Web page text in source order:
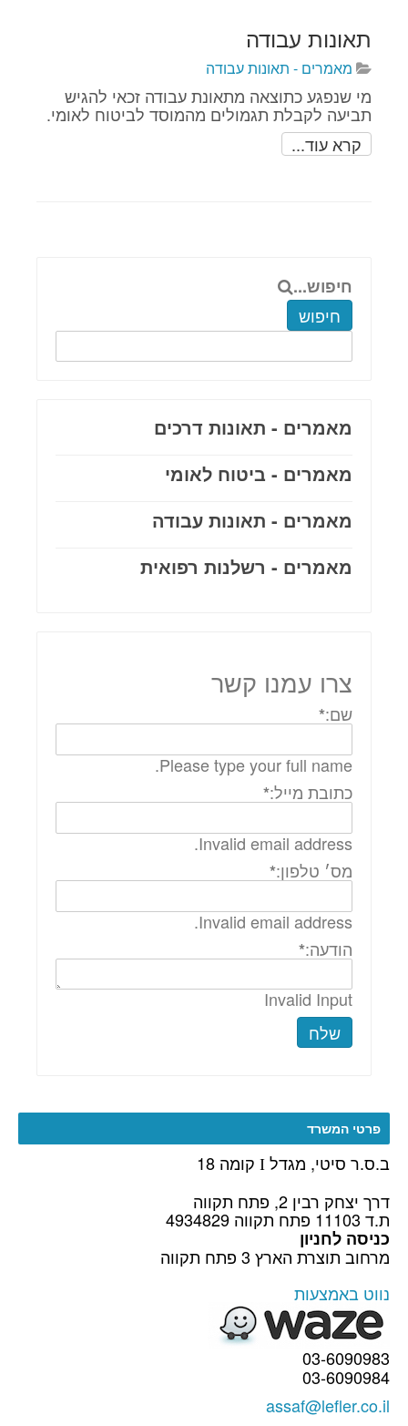
תאונות עבודה
מאמרים - תאונות עבודה
מי שנפגע כתוצאה מתאונת עבודה זכאי להגיש
תביעה לקבלת תגמולים מהמוסד לביטוח לאומי.
קרא עוד...
חיפוש...
חיפוש
מאמרים - תאונות דרכים
מאמרים - ביטוח לאומי
מאמרים - תאונות עבודה
מאמרים - רשלנות רפואית
צרו עמנו קשר
שם:*
Please type your full name.
כתובת מייל:*
Invalid email address.
מס׳ טלפון:*
Invalid email address.
הודעה:*
Invalid Input
שלח
פרטי המשרד
ב.ס.ר סיטי, מגדל I קומה 18
דרך יצחק רבין 2, פתח תקווה
ת.ד 11103 פתח תקווה 4934829
כניסה לחניון
מרחוב תוצרת הארץ 3 פתח תקווה
נווט באמצעות
03-6090983
03-6090984
assaf@lefler.co.il